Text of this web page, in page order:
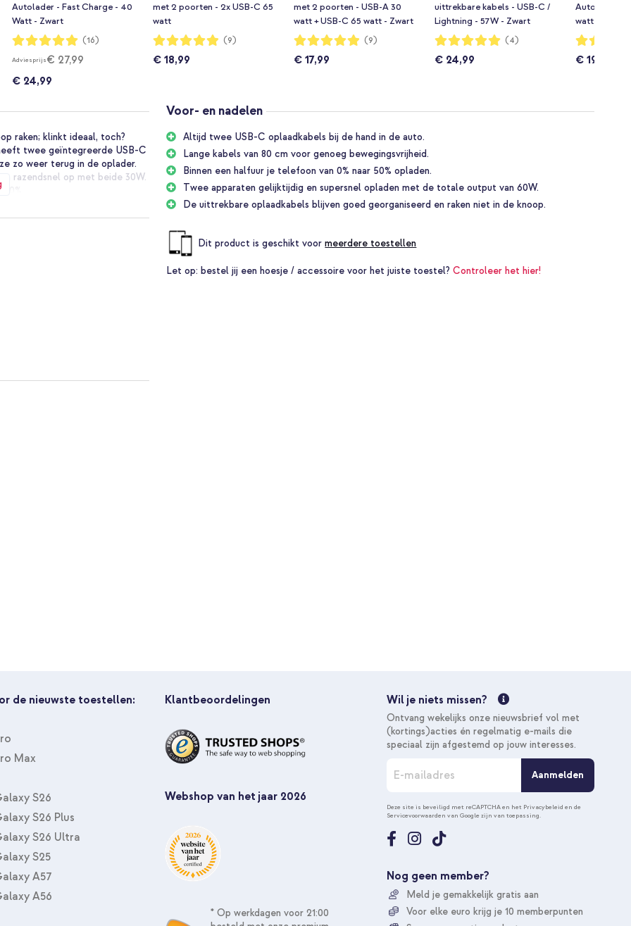
Autolader - Fast Charge - 40
Watt - Zwart
Waardering:
100%
(16)
Adviesprijs€ 27,99
€ 24,99
met 2 poorten - 2x USB-C 65
watt
Waardering:
98%
(9)
€ 18,99
met 2 poorten - USB-A 30
watt + USB-C 65 watt - Zwart
Waardering:
98%
(9)
€ 17,99
uittrekbare kabels - USB-C /
Lightning - 57W - Zwart
Waardering:
100%
(4)
€ 24,99
Auto
watt + 1x
Zwart
Waardering:
100%
€ 19,99
raken; klinkt ideaal, toch?
twee geïntegreerde USB-C
zo weer terug in de oplader.
razendsnel op met beide 30W.
auto
60W)
oortjes met een USB-C
Voor- en nadelen
Altijd twee USB-C oplaadkabels bij de hand in de auto.
Lange kabels van 80 cm voor genoeg bewegingsvrijheid.
Binnen een halfuur je telefoon van 0% naar 50% opladen.
Twee apparaten gelijktijdig en supersnel opladen met de totale output van 60W.
De uittrekbare oplaadkabels blijven goed georganiseerd en raken niet in de knoop.
Dit product is geschikt voormeerdere toestellen
Let op: bestel jij een hoesje / accessoire voor het juiste toestel?Controleer het hier!
Tablet, Draadloze
de nieuwste toestellen:
Max
S26
S26 Plus
S26 Ultra
S25
A57
A56
Klantbeoordelingen
Webshop van het jaar 2026
* Op werkdagen voor 21:00
Wil je niets missen?
Ontvang wekelijks onze nieuwsbrief vol met
(kortings)acties én regelmatig e-mails die
speciaal zijn afgestemd op jouw interesses.
n
n
e
e
u
p
o
Aanmelden
Deze site is beveiligd met reCAPTCHA en het Privacybeleid en de
Servicevoorwaarden van Google zijn van toepassing.
Nog geen member?
Meld je gemakkelijk gratis aan
Voor elke euro krijg je 10 memberpunten